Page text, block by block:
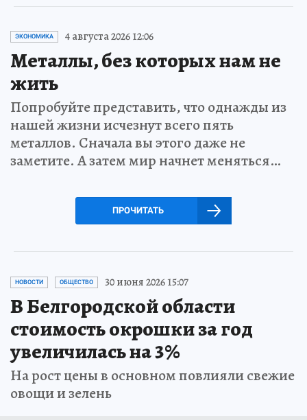
ЭКОНОМИКА 4 августа 2026 12:06
Металлы, без которых нам не
жить
Попробуйте представить, что однажды из
нашей жизни исчезнут всего пять
металлов. Сначала вы этого даже не
заметите. А затем мир начнет меняться…
ПРОЧИТАТЬ
НОВОСТИ ОБЩЕСТВО 30 июня 2026 15:07
В Белгородской области
стоимость окрошки за год
увеличилась на 3%
На рост цены в основном повлияли свежие
овощи и зелень